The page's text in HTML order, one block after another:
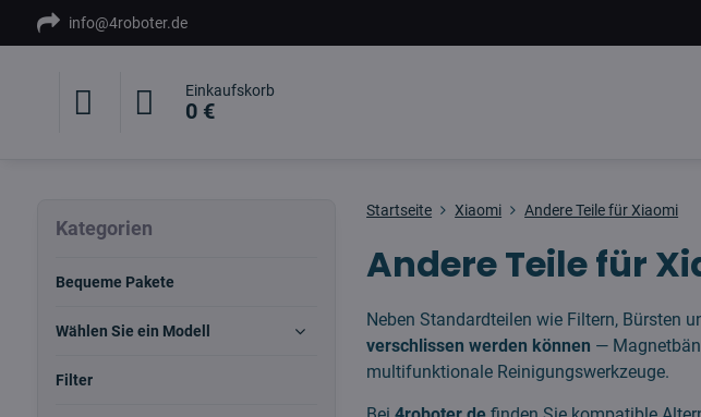
info@4roboter.de
Einkaufskorb
0 €
Startseite Xiaomi Andere Teile für Xiaomi
Andere Teile für
Neben Standardteilen wie Filtern, Bürsten
verschlissen werden können —
multifunktionale Reinigungswerkzeuge.
Kategorien
Bequeme Pakete
Wählen Sie ein Modell
Filter